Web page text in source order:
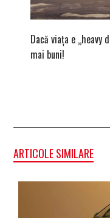
Dacă viața e
mai buni!
ARTICOLE SIMILARE